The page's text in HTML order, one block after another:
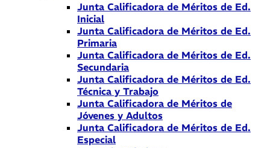
Junta Calificadora de Méritos de Ed.
Inicial
Junta Calificadora de Méritos de Ed.
Primaria
Junta Calificadora de Méritos de Ed.
Secundaria
Junta Calificadora de Méritos de Ed.
Técnica y Trabajo
Junta Calificadora de Méritos de
Jóvenes y Adultos
Junta Calificadora de Méritos de Ed.
Especial